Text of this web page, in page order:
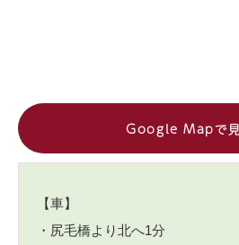
Google Mapで
【車】
・尻毛橋より北へ1分